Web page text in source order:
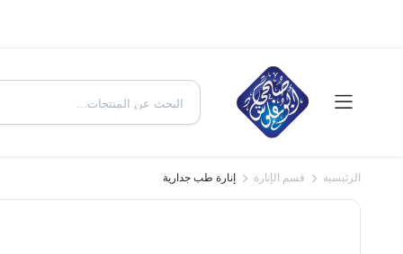
الرئيسية قسم الإنارة إنارة طب جدارية